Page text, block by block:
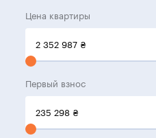
Цена квартиры
2 352 987 ₴
Первый взнос
235 298 ₴